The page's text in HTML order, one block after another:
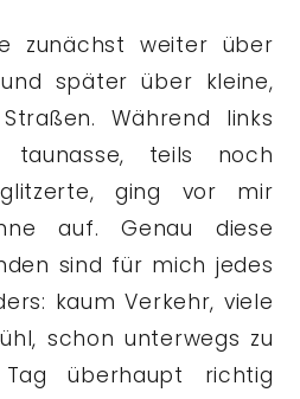
zunächst weiter über
später über kleine,
Während links
teils noch
ging vor mir
auf. Genau diese
sind für mich jedes
kaum Verkehr, viele
schon unterwegs zu
überhaupt richtig